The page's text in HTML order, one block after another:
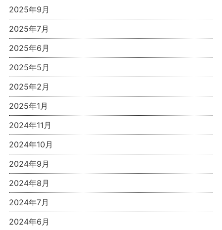
2025年9月
2025年7月
2025年6月
2025年5月
2025年2月
2025年1月
2024年11月
2024年10月
2024年9月
2024年8月
2024年7月
2024年6月